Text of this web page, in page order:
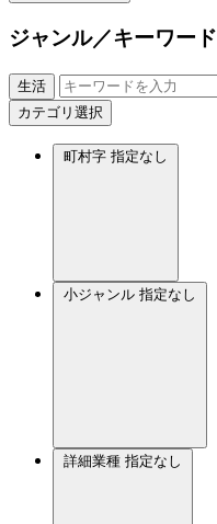
ジャンル／キーワード
生活
カテゴリ選択
町村字 指定なし
小ジャンル 指定なし
詳細業種 指定なし